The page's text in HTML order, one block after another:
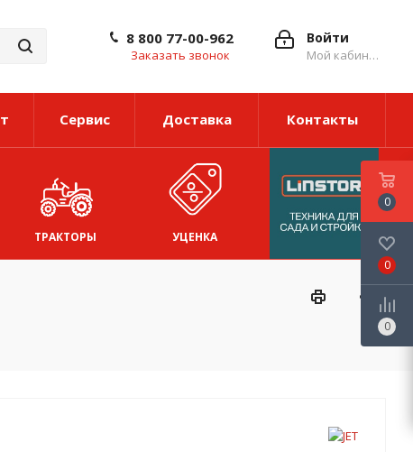
Войти
Мой кабинет
8 800 77-00-962
Заказать звонок
Сервис Доставка Контакты
ТРАКТОРЫ УЦЕНКА
0
0
0